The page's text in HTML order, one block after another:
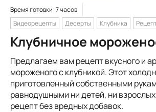
Время готовки: 7 часов
Видеорецепты
Десерты Клубника
Клубничное
Предлагаем вам рецепт вкусного и
мороженого с клубникой. Этот
приготовленный собственными
равнодушными ни детей, ни
рецепт без вредных добавок.